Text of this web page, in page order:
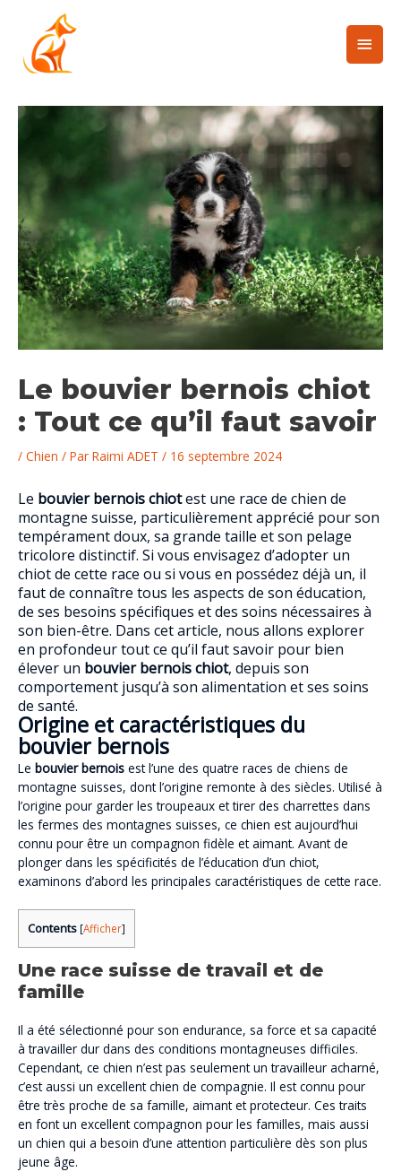
Le bouvier bernois chiot
: Tout ce qu’il faut savoir
/ Chien / Par Raimi ADET / 16 septembre 2024
Le bouvier bernois chiotest une race de chien de
montagne suisse, particulièrement apprécié pour son
tempérament doux, sa grande taille et son pelage
tricolore distinctif. Si vous envisagez d’adopter un
chiot de cette race ou si vous en possédez déjà un, il
faut de connaître tous les aspects de son éducation,
de ses besoins spécifiques et des soins nécessaires à
son bien-être. Dans cet article, nous allons explorer
en profondeur tout ce qu’il faut savoir pour bien
élever un bouvier bernois chiot, depuis son
comportement jusqu’à son alimentation et ses soins
de santé.
Origine et caractéristiques du
bouvier bernois
Le bouvier bernois est l’une des quatre races de chiens de
montagne suisses, dont l’origine remonte à des siècles. Utilisé à
l’origine pour garder les troupeaux et tirer des charrettes dans
les fermes des montagnes suisses, ce chien est aujourd’hui
connu pour être un compagnon fidèle et aimant. Avant de
plonger dans les spécificités de l’éducation d’un chiot,
examinons d’abord les principales caractéristiques de cette race.
Contents [Afficher]
Une race suisse de travail et de
famille
Il a été sélectionné pour son endurance, sa force et sa capacité
à travailler dur dans des conditions montagneuses difficiles.
Cependant, ce chien n’est pas seulement un travailleur acharné,
c’est aussi un excellent chien de compagnie. Il est connu pour
être très proche de sa famille, aimant et protecteur. Ces traits
en font un excellent compagnon pour les familles, mais aussi
un chien qui a besoin d’une attention particulière dès son plus
jeune âge.